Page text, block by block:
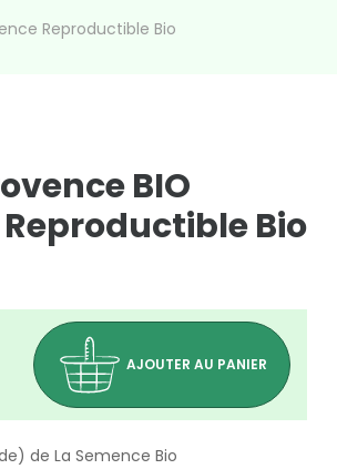
Reproductible Bio
BIO
Bio
AJOUTER AU PANIER
de La Semence Bio